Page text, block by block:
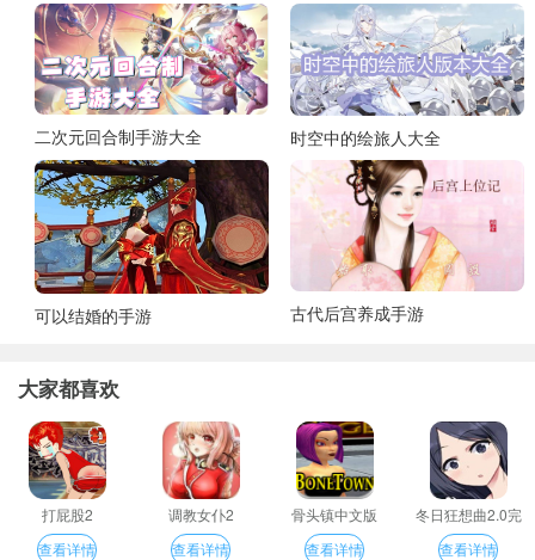
二次元回合制手游大全 时空中的绘旅人大全
可以结婚的手游 古代后宫养成手游
大家都喜欢
打屁股2
查看详情
调教女仆2
查看详情
骨头镇中文版
查看详情
冬日狂想曲2.0完
整汉化版
查看详情